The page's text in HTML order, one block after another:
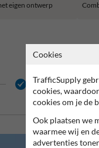
eigen ontwerp
2 jaar
Cookies
TrafficSupply
cookies,
cookies om je de
Ook plaatsen we
waarmee wij en
advertenties